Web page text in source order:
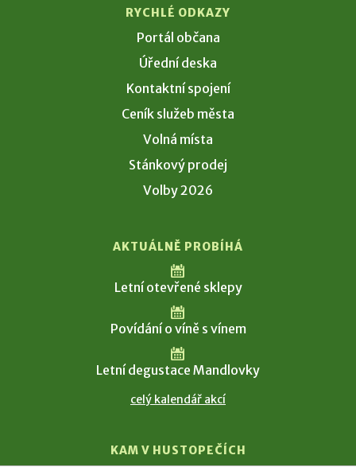
RYCHLÉ ODKAZY
Portál občana
Úřední deska
Kontaktní spojení
Ceník služeb města
Volná místa
Stánkový prodej
Volby 2026
AKTUÁLNĚ PROBÍHÁ
Letní otevřené sklepy
Povídání o víně s vínem
Letní degustace Mandlovky
celý kalendář akcí
KAM V HUSTOPEČÍCH